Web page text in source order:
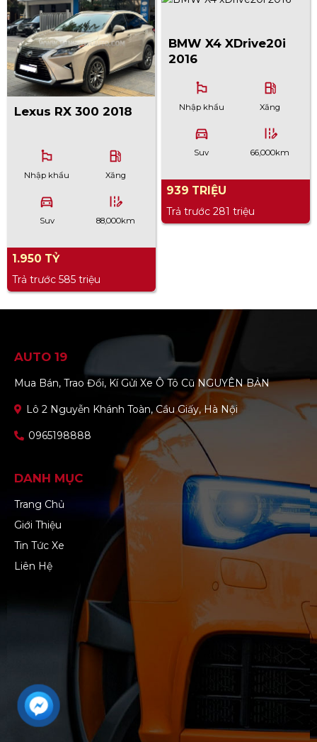
Lexus RX 300 2018
emoji_flags
Nhập khẩu
local_gas_station
Xăng
directions_car
Suv
edit_road
88,000km
1.950 TỶ
Trả trước 585 triệu
BMW X4 XDrive20i
2016
emoji_flags
Nhập khẩu
local_gas_station
Xăng
directions_car
Suv
edit_road
66,000km
939 TRIỆU
Trả trước 281 triệu
AUTO 19
Mua Bán, Trao Đổi, Kí Gửi Xe Ô Tô Cũ NGUYÊN BẢN
Lô 2 Nguyễn Khánh Toàn, Cầu Giấy, Hà Nội
0965198888
DANH MỤC
Trang Chủ
Giới Thiệu
Tin Tức Xe
Liên Hệ